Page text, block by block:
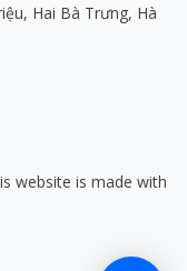
Hai Bà Trưng, Hà
website is made with